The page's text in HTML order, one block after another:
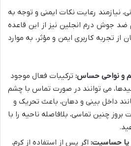
نیازمند رعایت نکات ایمنی و توجه به
جوش درم انجلین نیز از این قاعده
تجربه کاربری ایمن و مؤثر، به موارد
و نواحی حساس: ترکیبات فعال موجود
می توانند در صورت تماس با چشم
داخل بینی و دهان، باعث تحریک و
چنین تماسی، بلافاصله ناحیه را با
یا حساسیت: اگر پس از استفاده از کرم،